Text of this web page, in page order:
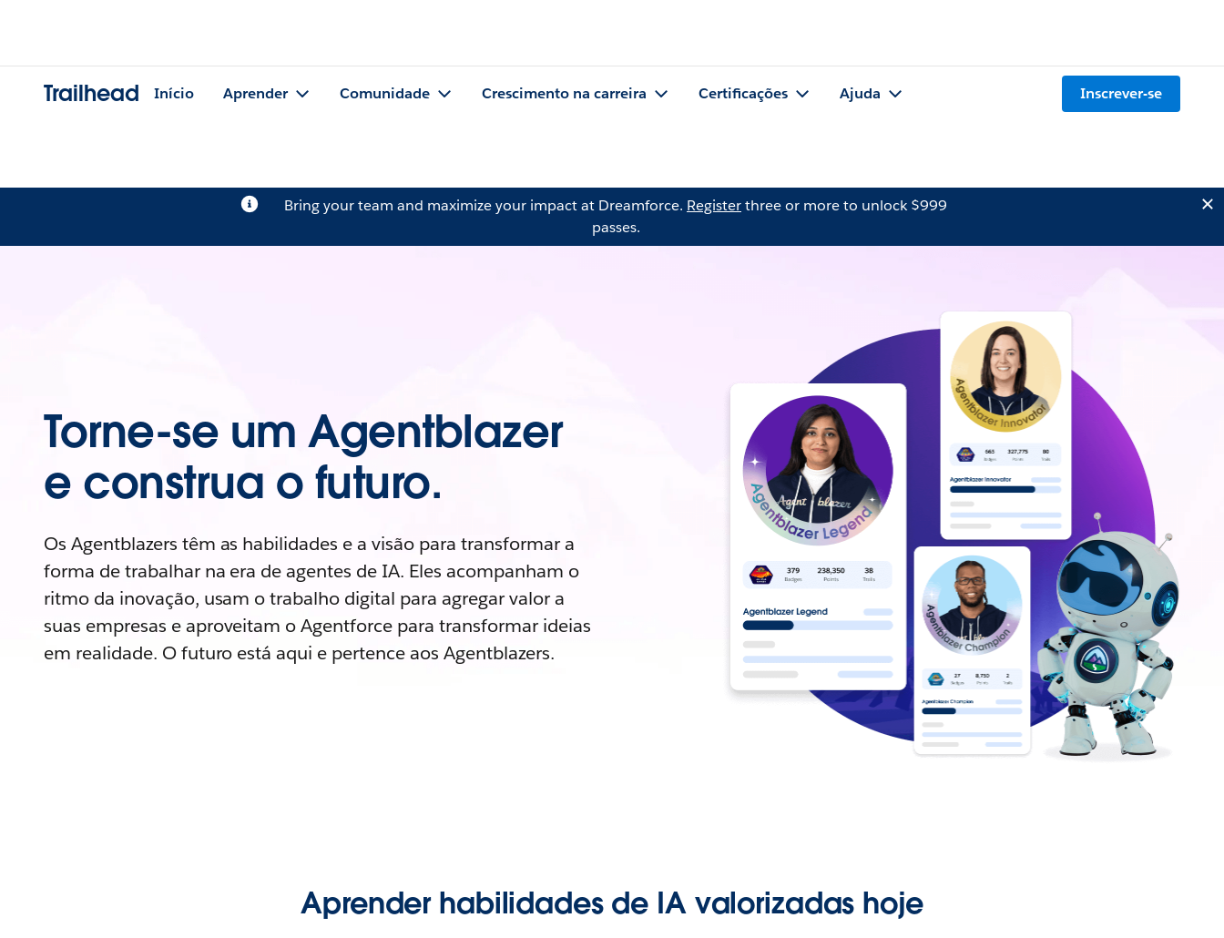
Trailhead Início Aprender Comunidade Crescimento na carreira Certificações Ajuda Inscrever-se
Bring your team and maximize your impact at Dreamforce. Registerthree or more to unlock $999
passes.
Torne-se um Agentblazer
e construa o futuro.
Os Agentblazers têm as habilidades e a visão para transformar a
forma de trabalhar na era de agentes de IA. Eles acompanham o
ritmo da inovação, usam o trabalho digital para agregar valor a
suas empresas e aproveitam o Agentforce para transformar ideias
em realidade. O futuro está aqui e pertence aos Agentblazers.
Aprender habilidades de IA valorizadas hoje